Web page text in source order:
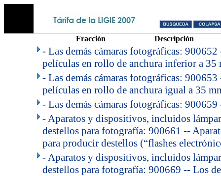
Fracción Descripción
- Las demás cámaras fotográficas: 900652
películas en rollo de anchura inferior a 35
- Las demás cámaras fotográficas: 900653
películas en rollo de anchura igual a 35
- Las demás cámaras fotográficas: 900659
- Aparatos y dispositivos, incluidos
destellos para fotografía: 900661 --
para producir destellos (“flashes
- Aparatos y dispositivos, incluidos
destellos para fotografía: 900669 -- Los